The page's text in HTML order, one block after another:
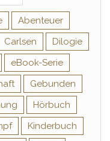
Abenteuer
Carlsen
Dilogie
eBook-Serie
Gebunden
Hörbuch
Kinderbuch